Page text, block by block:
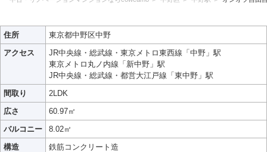
住所
東京都中野区中野
アクセス
JR中央線・総武線・東京メトロ東西線「中野」駅
東京メトロ丸ノ内線「新中野」駅
JR中央線・総武線・都営大江戸線「東中野」駅
間取り
2LDK
広さ
60.97㎡
バルコニー
8.02㎡
構造
鉄筋コンクリート造